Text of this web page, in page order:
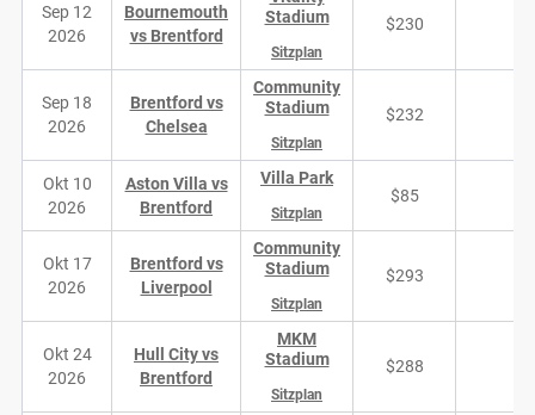
Sep 12
2026
Bournemouth
vs Brentford
Stadium
Sitzplan
$230
Sep 18
2026
Brentford vs
Chelsea
Community
Stadium
Sitzplan
$232
Okt 10
2026
Aston Villa vs
Brentford
Villa Park
Sitzplan
$85
Okt 17
2026
Brentford vs
Liverpool
Community
Stadium
Sitzplan
$293
Okt 24
2026
Hull City vs
Brentford
MKM
Stadium
Sitzplan
$288